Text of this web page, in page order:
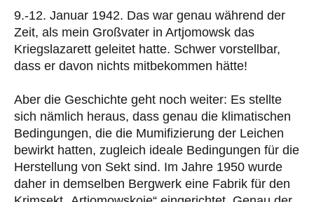
9.-12. Januar 1942. Das war genau während der
Zeit, als mein Großvater in Artjomowsk das
Kriegslazarett geleitet hatte. Schwer vorstellbar,
dass er davon nichts mitbekommen hätte!
Aber die Geschichte geht noch weiter: Es stellte
sich nämlich heraus, dass genau die klimatischen
Bedingungen, die die Mumifizierung der Leichen
bewirkt hatten, zugleich ideale Bedingungen für die
Herstellung von Sekt sind. Im Jahre 1950 wurde
daher in demselben Bergwerk eine Fabrik für den